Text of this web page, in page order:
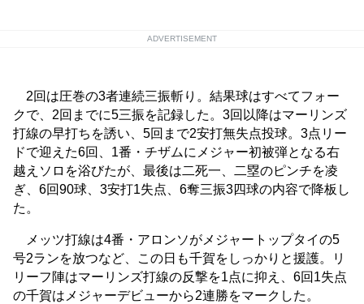
ADVERTISEMENT
2回は圧巻の3者連続三振斬り。結果球はすべてフォー
クで、2回までに5三振を記録した。3回以降はマーリンズ
打線の早打ちを誘い、5回まで2安打無失点投球。3点リー
ドで迎えた6回、1番・チザムにメジャー初被弾となる右
越えソロを浴びたが、最後は二死一、二塁のピンチを凌
ぎ、6回90球、3安打1失点、6奪三振3四球の内容で降板し
た。
メッツ打線は4番・アロンソがメジャートップタイの5
号2ランを放つなど、この日も千賀をしっかりと援護。リ
リーフ陣はマーリンズ打線の反撃を1点に抑え、6回1失点
の千賀はメジャーデビューから2連勝をマークした。